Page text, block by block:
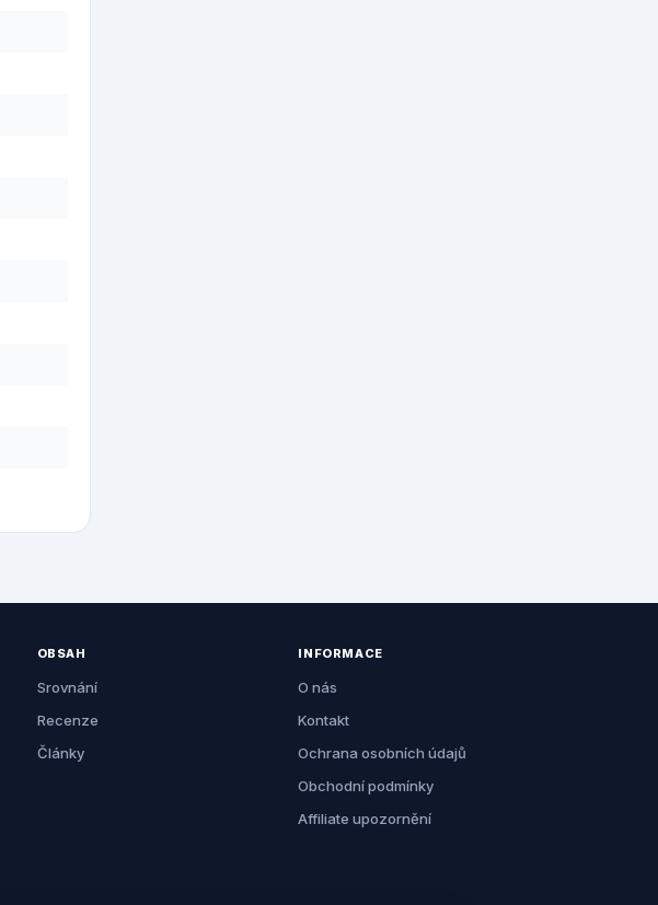
OBSAH
Srovnání
Recenze
Články
INFORMACE
O nás
Kontakt
Ochrana osobních údajů
Obchodní podmínky
Affiliate upozornění